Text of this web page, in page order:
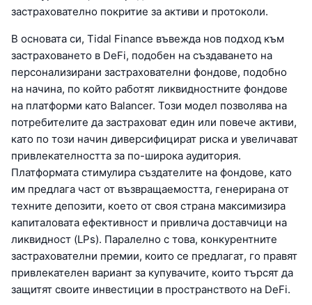
застрахователно покритие за активи и протоколи.
В основата си, Tidal Finance въвежда нов подход към
застраховането в DeFi, подобен на създаването на
персонализирани застрахователни фондове, подобно
на начина, по който работят ликвидностните фондове
на платформи като Balancer. Този модел позволява на
потребителите да застраховат един или повече активи,
като по този начин диверсифицират риска и увеличават
привлекателността за по-широка аудитория.
Платформата стимулира създателите на фондове, като
им предлага част от възвращаемостта, генерирана от
техните депозити, което от своя страна максимизира
капиталовата ефективност и привлича доставчици на
ликвидност (LPs). Паралелно с това, конкурентните
застрахователни премии, които се предлагат, го правят
привлекателен вариант за купувачите, които търсят да
защитят своите инвестиции в пространството на DeFi.